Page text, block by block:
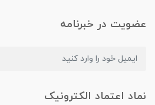
عضویت در خبرنامه
نماد اعتماد الکترونیک